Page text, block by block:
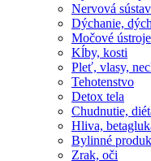
Nervová
Dýchanie,
Močové
Kĺby, kosti
Pleť, vlasy,
Tehotenstvo
Detox tela
Chudnutie,
Hliva,
Bylinné
Zrak, oči